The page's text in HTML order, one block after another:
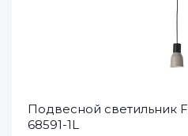
Подвесной светильник
68591-1L